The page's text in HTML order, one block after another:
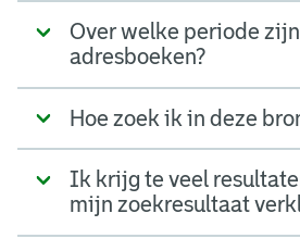
Over welke periode
adresboeken?
Hoe zoek ik in deze
Ik krijg te veel
mijn zoekresultaat